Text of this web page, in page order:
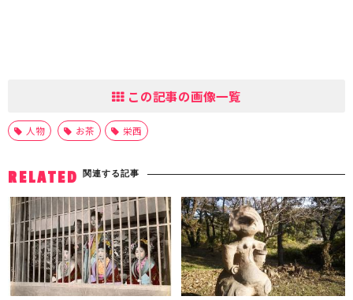
この記事の画像一覧
人物 お茶 栄西
RELATED 関連する記事